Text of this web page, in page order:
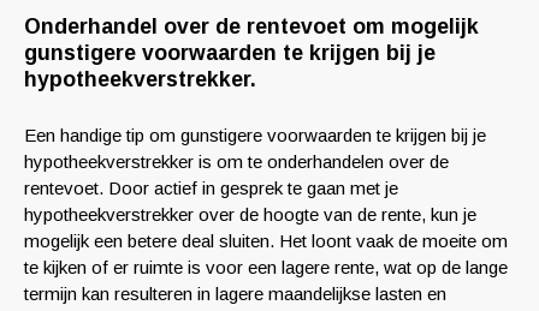
Onderhandel over de rentevoet om mogelijk
gunstigere voorwaarden te krijgen bij je
hypotheekverstrekker.
Een handige tip om gunstigere voorwaarden te krijgen bij je
hypotheekverstrekker is om te onderhandelen over de
rentevoet. Door actief in gesprek te gaan met je
hypotheekverstrekker over de hoogte van de rente, kun je
mogelijk een betere deal sluiten. Het loont vaak de moeite om
te kijken of er ruimte is voor een lagere rente, wat op de lange
termijn kan resulteren in lagere maandelijkse lasten en